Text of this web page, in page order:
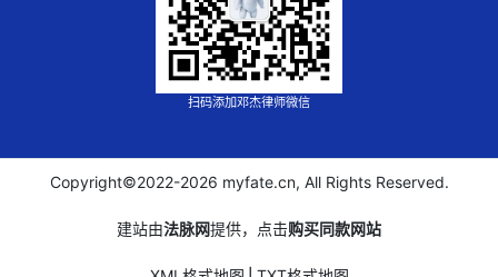
扫码添加邓杰律师微信
Copyright©2022-2026 myfate.cn, All Rights Reserved.
建站由法脉网提供，点击购买同款网站